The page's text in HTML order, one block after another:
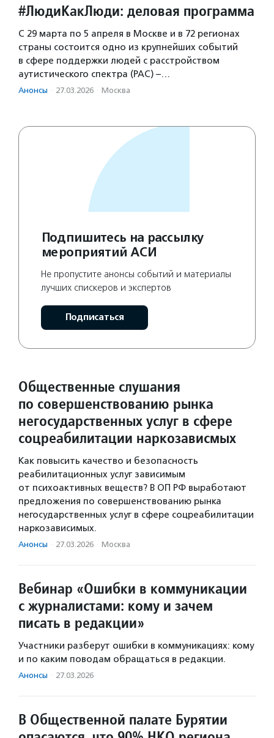
#ЛюдиКакЛюди: деловая программа
С 29 марта по 5 апреля в Москве и в 72 регионах
страны состоится одно из крупнейших событий
в сфере поддержки людей с расстройством
аутистического спектра (РАС) –…
Анонсы · 27.03.2026 · Москва
Подпишитесь на рассылку
мероприятий АСИ
Не пропустите анонсы событий и материалы
лучших спискеров и экспертов
Подписаться
Общественные слушания
по совершенствованию рынка
негосударственных услуг в сфере
соцреабилитации наркозависмых
Как повысить качество и безопасность
реабилитационных услуг зависимым
от психоактивных веществ? В ОП РФ выработают
предложения по совершенствованию рынка
негосударственных услуг в сфере соцреабилитации
наркозависимых.
Анонсы · 27.03.2026 · Москва
Вебинар «Ошибки в коммуникации
с журналистами: кому и зачем
писать в редакции»
Участники разберут ошибки в коммуникациях: кому
и по каким поводам обращаться в редакции.
Анонсы · 27.03.2026
В Общественной палате Бурятии